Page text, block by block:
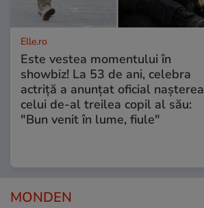
Elle.ro
Este vestea momentului în
showbiz! La 53 de ani, celebra
actriță a anunțat oficial nașterea
celui de-al treilea copil al său:
"Bun venit în lume, fiule"
MONDEN